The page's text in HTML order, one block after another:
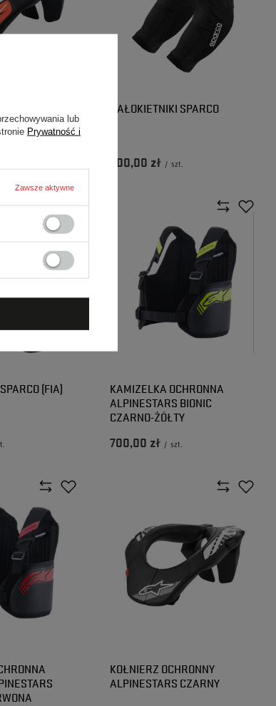
NAŁOKIETNIKI SPARCO
200,00 zł / szt.
(FIA)
KAMIZELKA OCHRONNA
ALPINESTARS BIONIC
CZARNO-ŻÓŁTY
700,00 zł / szt.
KOŁNIERZ OCHRONNY
ALPINESTARS CZARNY
lub
Prywatność i
Zawsze aktywne